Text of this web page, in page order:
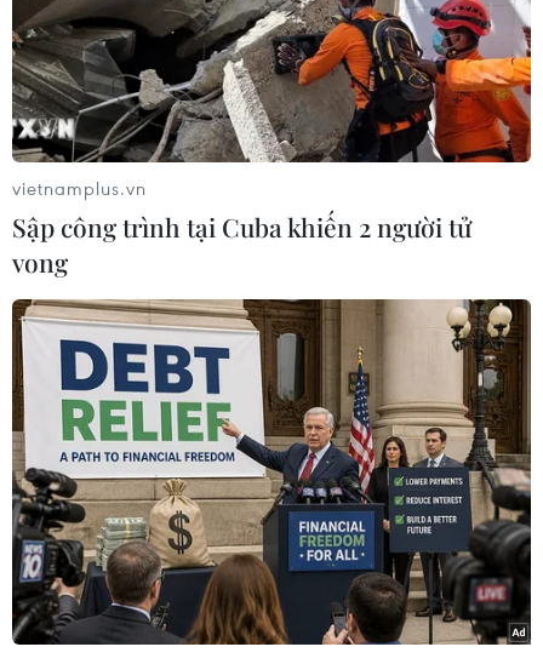
Theo phóng viên TTXVN tại Berlin, Giám đốc
điều hành (CEO) công ty dược BioNTech của
Đức, ông Ugur Sahin đã lên tiếng phản đối ý
tưởng bỏ quyền sở hữu trí tuệ nhằm đẩy nhanh
quá trình sản xuất vaccine ngừa bệnh viêm
đường hô hấp cấp COVID-19.
Phát biểu trong cuộc trao đổi với các phóng viên
thuộc Hiệp hội báo chí nước ngoài (VAP) ở Đức
ngày 28/4, ông Sahin cho rằng từ bỏ quyền sở
hữu trí tuệ không phải là cách đúng đắn để đẩy
mạnh sản xuất vaccine ngừa COVID-19.
[Kêu gọi Mỹ nới lỏng quy định về sở hữu trí
tuệ với vaccine COVID-19]
Ông khẳng định BioNTech đang đẩy mạnh sản
xuất vaccine dựa trên sự hợp tác chặt chẽ với
các đối tác tiềm năng được lựa chọn nhằm đảm
bảo chất lượng vaccine, đồng thời cho biết công
vietnamplus.vn
Sập công trình tại Cuba khiến 2 người tử
vong